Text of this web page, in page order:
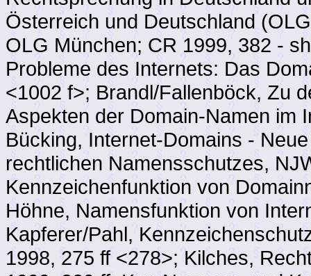
Österreich und Deutschland
OLG München; CR 1999, 382 -
Probleme des Internets: Das
<1002 f>; Brandl/Fallenböck, Zu
Aspekten der Domain-Namen im
Bücking, Internet-Domains -
rechtlichen Namensschutzes,
Kennzeichenfunktion von
Höhne, Namensfunktion von
Kapferer/Pahl,
1998, 275 ff <278>; Kilches,